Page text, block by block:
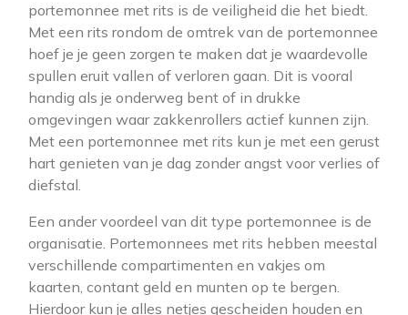
portemonnee met rits is de veiligheid die het biedt.
Met een rits rondom de omtrek van de portemonnee
hoef je je geen zorgen te maken dat je waardevolle
spullen eruit vallen of verloren gaan. Dit is vooral
handig als je onderweg bent of in drukke
omgevingen waar zakkenrollers actief kunnen zijn.
Met een portemonnee met rits kun je met een gerust
hart genieten van je dag zonder angst voor verlies of
diefstal.
Een ander voordeel van dit type portemonnee is de
organisatie. Portemonnees met rits hebben meestal
verschillende compartimenten en vakjes om
kaarten, contant geld en munten op te bergen.
Hierdoor kun je alles netjes gescheiden houden en